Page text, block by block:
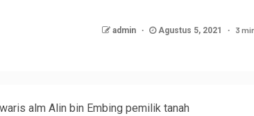
admin Agustus 5, 2021 3
alm Alin bin Embing pemilik tanah